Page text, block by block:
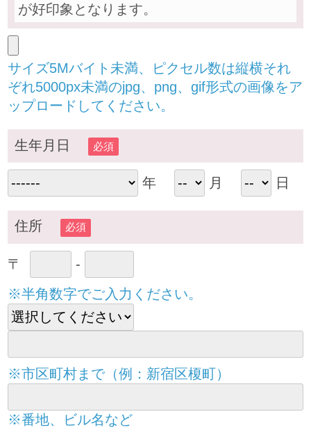
が好印象となります。
サイズ5Mバイト未満、ピクセル数は縦横それ
ぞれ5000px未満のjpg、png、gif形式の画像をア
ップロードしてください。
生年月日 必須
年 月 日
住所 必須
〒
-
※半角数字でご入力ください。
※市区町村まで（例：新宿区榎町）
※番地、ビル名など